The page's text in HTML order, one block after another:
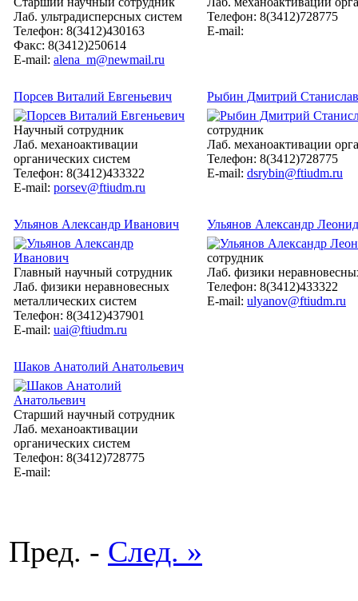
Лаб. ультрадисперсных систем
Телефон: 8(3412)430163
Факс: 8(3412)250614
E-mail: alena_m@newmail.ru
Телефон: 8(3412)728775
E-mail:
Порсев Виталий Евгеньевич
Научный сотрудник
Лаб. механоактивации
органических систем
Телефон: 8(3412)433322
E-mail: porsev@ftiudm.ru
Рыбин Дмитрий
сотрудник
Лаб. механоактивации
Телефон: 8(3412)728775
E-mail: dsrybin@ftiudm.ru
Ульянов Александр Иванович
Главный научный сотрудник
Лаб. физики неравновесных
металлических систем
Телефон: 8(3412)437901
E-mail: uai@ftiudm.ru
Ульянов Александр
сотрудник
Лаб. физики
Телефон: 8(3412)433322
E-mail: ulyanov@ftiudm.ru
Шаков Анатолий Анатольевич
Старший научный сотрудник
Лаб. механоактивации
органических систем
Телефон: 8(3412)728775
E-mail:
Пред. - След. »